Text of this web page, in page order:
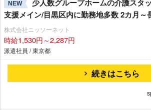
NEW
少人数グループホームの介護スタ
支援メイン/目黒区内に勤務地多数 2カ月～
株式会社ニッソーネット
時給1,530円～2,287円
派遣社員 / 東京都
続きはこちら